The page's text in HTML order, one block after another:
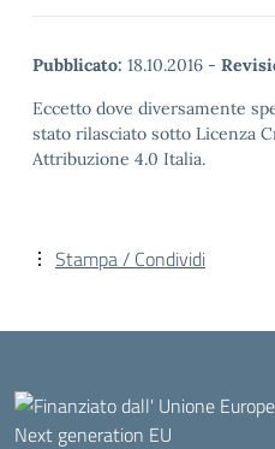
Pubblicato: 18.10.2016 -
Eccetto dove diversamente
stato rilasciato sotto Licenza
Attribuzione 4.0 Italia.
Stampa / Condividi